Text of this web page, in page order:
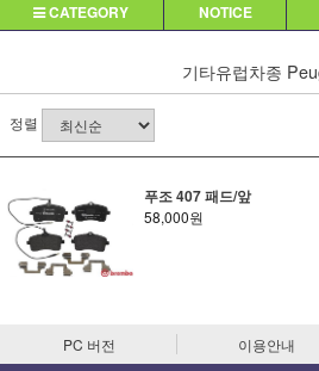
CATEGORY NOTICE
기타유럽차종
정렬
푸조 407 패드/앞
58,000원
PC 버전 이용안내